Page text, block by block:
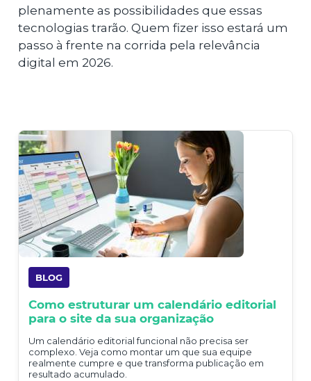
plenamente as possibilidades que essas
tecnologias trarão. Quem fizer isso estará um
passo à frente na corrida pela relevância
digital em 2026.
BLOG
Como estruturar um calendário editorial
para o site da sua organização
Um calendário editorial funcional não precisa ser
complexo. Veja como montar um que sua equipe
realmente cumpre e que transforma publicação em
resultado acumulado.